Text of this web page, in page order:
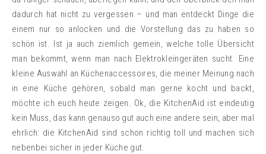
dadurch hat nicht zu vergessen – und man entdeckt Dinge die
einem nur so anlocken und die Vorstellung das zu haben so
schön ist. Ist ja auch ziemlich gemein, welche tolle Übersicht
man bekommt, wenn man nach Elektrokleingeräten sucht. Eine
kleine Auswahl an Küchenaccessoires, die meiner Meinung nach
in eine Küche gehören, sobald man gerne kocht und backt,
möchte ich euch heute zeigen. Ok, die KitchenAid ist eindeutig
kein Muss, das kann genauso gut auch eine andere sein, aber mal
ehrlich: die KitchenAid sind schon richtig toll und machen sich
nebenbei sicher in jeder Küche gut.